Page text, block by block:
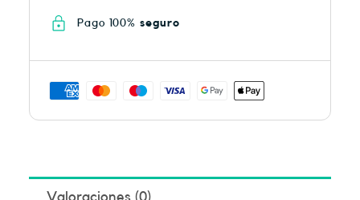
Pago 100% seguro
Valoraciones (0)